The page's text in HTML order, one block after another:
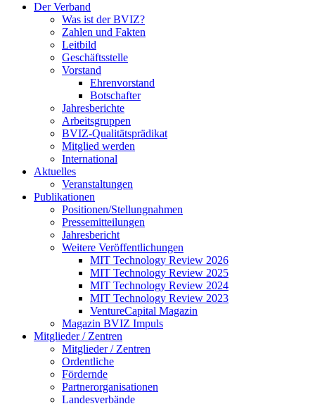
Der Verband
Was ist der BVIZ?
Zahlen und Fakten
Leitbild
Geschäftsstelle
Vorstand
Ehrenvorstand
Botschafter
Jahresberichte
Arbeitsgruppen
BVIZ-Qualitätsprädikat
Mitglied werden
International
Aktuelles
Veranstaltungen
Publikationen
Positionen/Stellungnahmen
Pressemitteilungen
Jahresbericht
Weitere Veröffentlichungen
MIT Technology Review 2026
MIT Technology Review 2025
MIT Technology Review 2024
MIT Technology Review 2023
VentureCapital Magazin
Magazin BVIZ Impuls
Mitglieder / Zentren
Mitglieder / Zentren
Ordentliche
Fördernde
Partnerorganisationen
Landesverbände